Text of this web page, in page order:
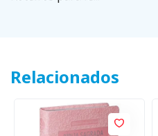
Relacionados